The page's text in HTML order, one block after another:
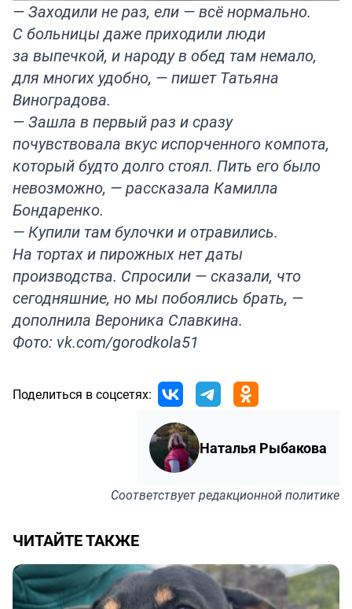
— Заходили не раз, ели — всё нормально.
С больницы даже приходили люди
за выпечкой, и народу в обед там немало,
для многих удобно, — пишет Татьяна
Виноградова.
— Зашла в первый раз и сразу
почувствовала вкус испорченного компота,
который будто долго стоял. Пить его было
невозможно, — рассказала Камилла
Бондаренко.
— Купили там булочки и отравились.
На тортах и пирожных нет даты
производства. Спросили — сказали, что
сегодняшние, но мы побоялись брать, —
дополнила Вероника Славкина.
Фото: vk.com/gorodkola51
Поделиться в соцсетях:
Наталья Рыбакова
Соответствуетредакционной политике
ЧИТАЙТЕ ТАКЖЕ